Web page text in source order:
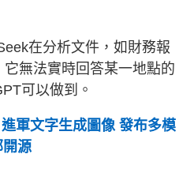
在分析文件，如財務報
無法實時回答某一地點的
可以做到。
軍文字生成圖像 發布多模
源